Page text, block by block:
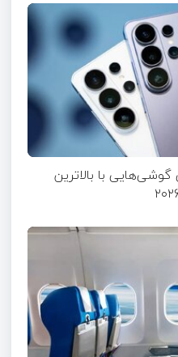
معرفی گوشی‌هایی با بالاترین